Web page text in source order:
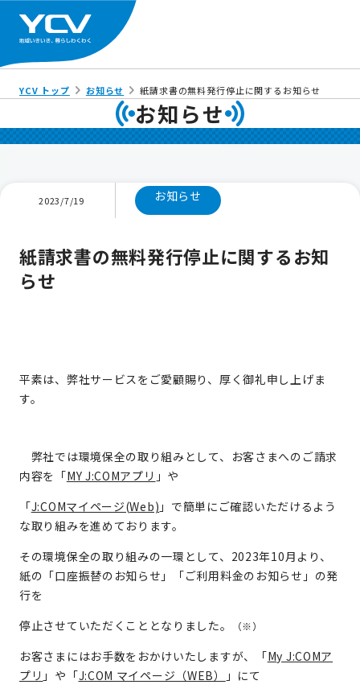
YCV トップ お知らせ 紙請求書の無料発行停止に関するお知らせ
お知らせ
2023/7/19 お知らせ
紙請求書の無料発行停止に関するお知
らせ
平素は、弊社サービスをご愛顧賜り、厚く御礼申し上げま
す。
弊社では環境保全の取り組みとして、お客さまへのご請求
内容を「MY J:COMアプリ 」や
「J:COMマイページ(Web) 」で簡単にご確認いただけるよう
な取り組みを進めております。
その環境保全の取り組みの一環として、2023年10月より、
紙の「口座振替のお知らせ」「ご利用料金のお知らせ」の発
行を
停止させていただくこととなりました。
（※）
お客さまにはお手数をおかけいたしますが、「My J:COMア
プリ 」や「J:COM マイページ（WEB）
」にて